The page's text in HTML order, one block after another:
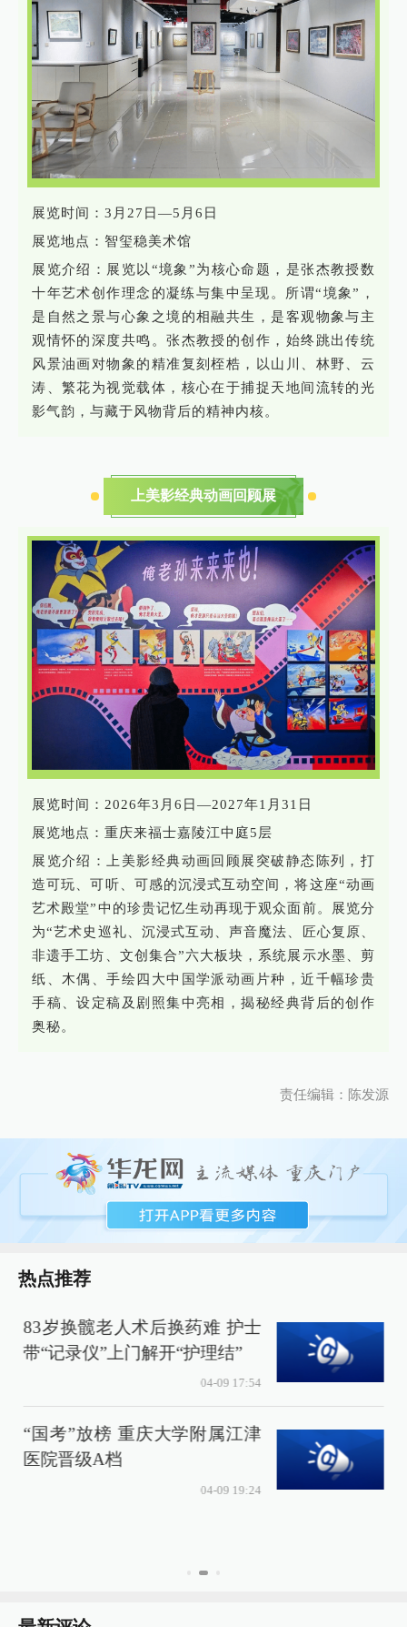
展览时间：3月27日—5月6日
展览地点：智玺稳美术馆
展览介绍：展览以“境象”为核心命题，是张杰教授数
十年艺术创作理念的凝练与集中呈现。所谓“境象”，
是自然之景与心象之境的相融共生，是客观物象与主
观情怀的深度共鸣。张杰教授的创作，始终跳出传统
风景油画对物象的精准复刻桎梏，以山川、林野、云
涛、繁花为视觉载体，核心在于捕捉天地间流转的光
影气韵，与藏于风物背后的精神内核。
上美影经典动画回顾展
展览时间：2026年3月6日—2027年1月31日
展览地点：重庆来福士嘉陵江中庭5层
展览介绍：上美影经典动画回顾展突破静态陈列，打
造可玩、可听、可感的沉浸式互动空间，将这座“动画
艺术殿堂”中的珍贵记忆生动再现于观众面前。展览分
为“艺术史巡礼、沉浸式互动、声音魔法、匠心复原、
非遗手工坊、文创集合”六大板块，系统展示水墨、剪
纸、木偶、手绘四大中国学派动画片种，近千幅珍贵
手稿、设定稿及剧照集中亮相，揭秘经典背后的创作
奥秘。
责任编辑：陈发源
热点推荐
83岁换髋老人术后换药难 护士
带“记录仪”上门解开“护理结”
04-09 17:54
“国考”放榜 重庆大学附属江津
医院晋级A档
04-09 19:24